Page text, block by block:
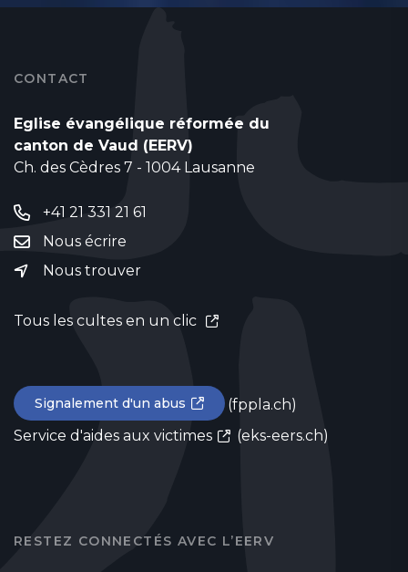
CONTACT
Eglise évangélique réformée du
canton de Vaud (EERV)
Ch. des Cèdres 7 - 1004 Lausanne
+41 21 331 21 61
Nous écrire
Nous trouver
Tous les cultes en un clic
Signalement d'un abus
(fppla.ch)
Service d'aides aux victimes
(eks-eers.ch)
RESTEZ CONNECTÉS AVEC L’EERV